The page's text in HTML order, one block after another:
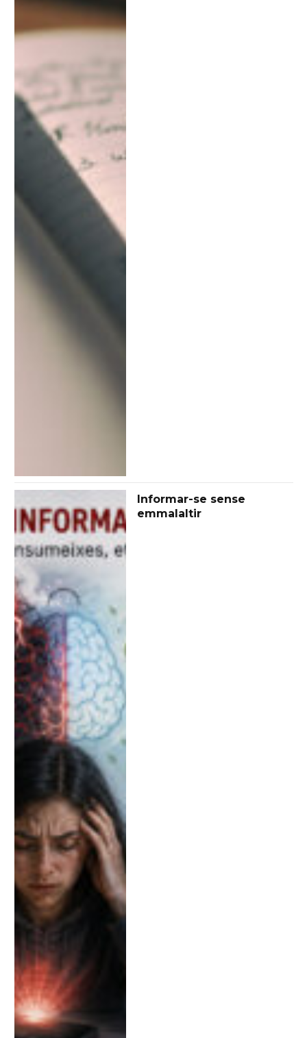
Informar-se sense
emmalaltir